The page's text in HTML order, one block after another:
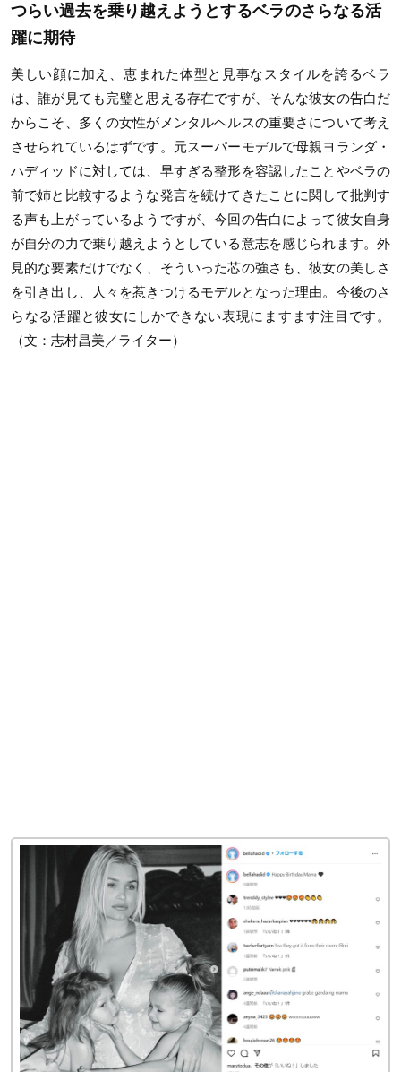
つらい過去を乗り越えようとするベラのさらなる活
躍に期待
美しい顔に加え、恵まれた体型と見事なスタイルを誇るベラ
は、誰が見ても完璧と思える存在ですが、そんな彼女の告白だ
からこそ、多くの女性がメンタルヘルスの重要さについて考え
させられているはずです。元スーパーモデルで母親ヨランダ・
ハディッドに対しては、早すぎる整形を容認したことやベラの
前で姉と比較するような発言を続けてきたことに関して批判す
る声も上がっているようですが、今回の告白によって彼女自身
が自分の力で乗り越えようとしている意志を感じられます。外
見的な要素だけでなく、そういった芯の強さも、彼女の美しさ
を引き出し、人々を惹きつけるモデルとなった理由。今後のさ
らなる活躍と彼女にしかできない表現にますます注目です。
（文：志村昌美／ライター）